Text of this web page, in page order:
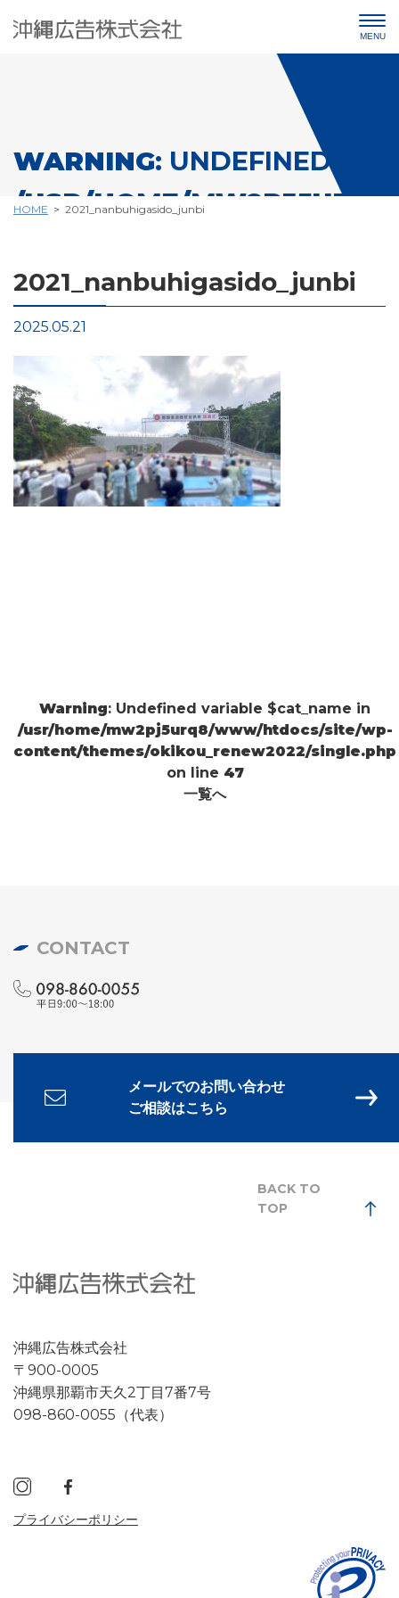
WARNING: UNDEFINED
/USR/HOME/
ON LINE25
content/themes/okikou_renew2022/single.php
HOME 2021_nanbuhigasido_junbi
2021_nanbuhigasido_junbi
2025.05.21
Warning: Undefined variable $cat_name in
/usr/home/mw2pj5urq8/www/htdocs/site/wp-
content/themes/okikou_renew2022/single.php
on line 47
一覧へ
CONTACT
メールでのお問い合わせ
ご相談はこちら
BACK TO
TOP
沖縄広告株式会社
〒900-0005
沖縄県那覇市天久2丁目7番7号
098-860-0055（代表）
プライバシーポリシー